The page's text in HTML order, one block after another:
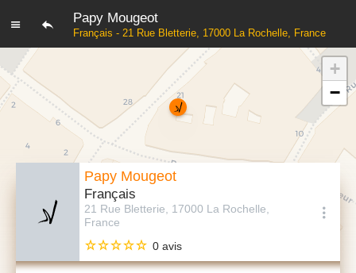
Papy Mougeot
Français - 21 Rue Bletterie, 17000 La Rochelle, France
Papy Mougeot
Français
21 Rue Bletterie, 17000 La Rochelle,
France
0 avis
+
−